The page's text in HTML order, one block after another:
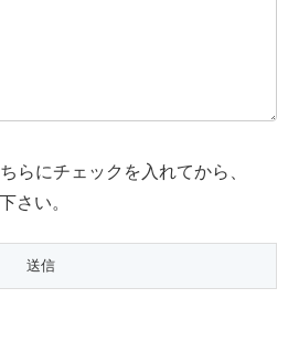
らにチェックを入れてから、
さい。